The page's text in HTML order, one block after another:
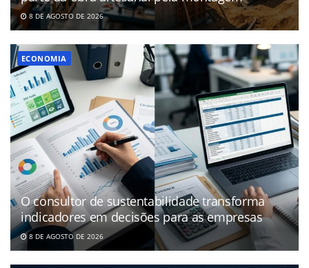
8 DE AGOSTO DE 2026
ECONOMIA
O consultor de sustentabilidade transforma
indicadores em decisões para as empresas
8 DE AGOSTO DE 2026